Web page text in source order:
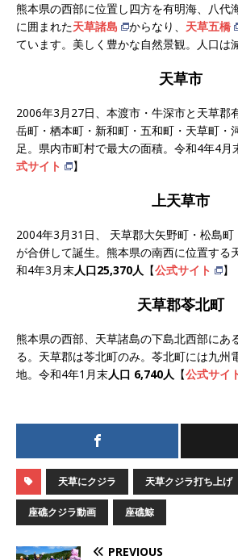
熊本県の西部に位置し四方を有明海、八代
に囲まれた天草諸島 からなり、 天草五橋
ています。美しく豊かな自然景観。人口は
天草市
2006年3月27日、本渡市・牛深市と天草郡
岳町・栖本町・新和町・五和町・天草町・
足。県内市町村で最大の面積。令和4年4月
式サイト
】
上天草市
2004年3月31日、 天草郡大矢野町・松島
が合併して誕生。熊本県の南西に位置する
和4年3月末人口25,370人 【公式サイト 】
天草郡苓北町
熊本県の西部、天草諸島の下島北西部にあ
る。天草郡は苓北町のみ。苓北町には九州
地。令和4年1月末人口 6,740人 【公式サイ
天草にクジラ 天草クジラ打ち上げ
座礁クジラ動画 座礁鯨
PREVIOUS